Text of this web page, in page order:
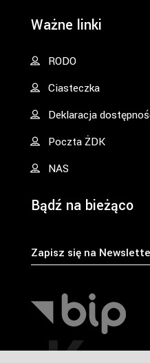
Ważne linki
RODO
Ciasteczka
Deklaracja
Poczta ŻDK
NAS
Bądź na bieżąco